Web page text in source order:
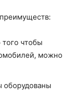
чтобы
можно
оборудованы